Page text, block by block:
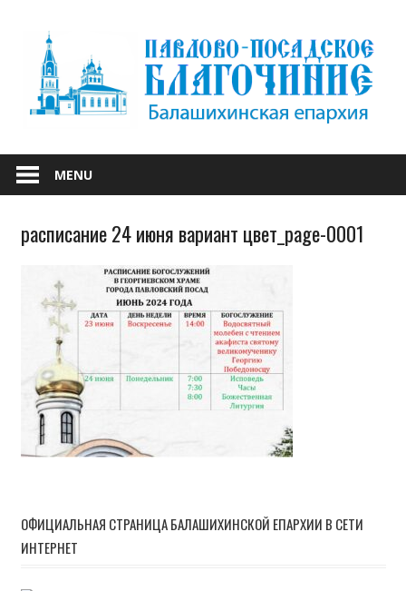
content
ПАВЛОВО-
ПОСАДСКОЕ
БЛАГОЧИНИЕ
MENU
расписание 24 июня вариант цвет_page-0001
ОФИЦИАЛЬНАЯ СТРАНИЦА БАЛАШИХИНСКОЙ ЕПАРХИИ В СЕТИ
ИНТЕРНЕТ